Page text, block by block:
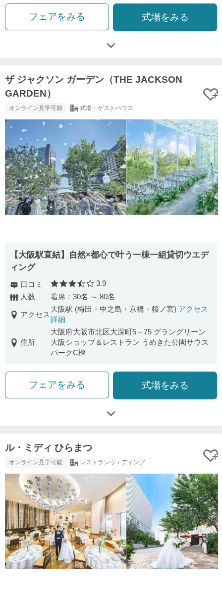
フェアをみる 式場をみる
ザ ジャクソン ガーデン（THE JACKSON
GARDEN）
オンライン見学可能 式場・ゲストハウス
【大阪駅直結】自然×都心で叶う一棟一組貸切ウエデ
ィング
口コミ 口コミ評価
3.9
人数
着席：30名 ～ 80名
アクセス
大阪駅 (梅田・中之島・京橋・桜ノ宮) アクセス
詳細
住所
大阪府大阪市北区大深町5－75 グラングリーン
大阪ショップ＆レストラン うめきた公園サウス
パークC棟
フェアをみる 式場をみる
ル・ミディ ひらまつ
オンライン見学可能 レストランウエディング